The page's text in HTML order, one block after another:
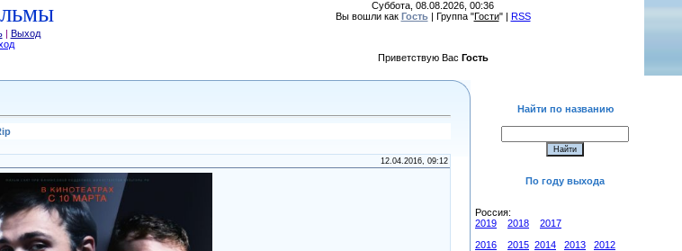
| Выход
Суббота, 08.08.2026, 00:36
Вы вошли как Гость| Группа "Гости" | RSS
Приветствую Вас Гость
12.04.2016, 09:12
Найти по названию
По году выхода
Россия:
2019
2018
2017
2016
2015 2014 2013
2012